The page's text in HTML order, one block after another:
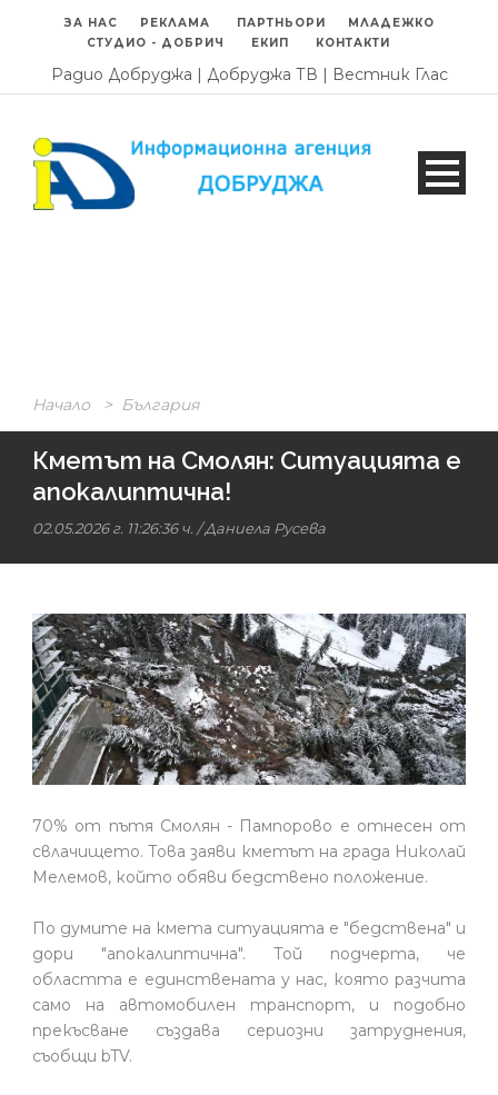
ЗА НАС РЕКЛАМА ПАРТНЬОРИ
МЛАДЕЖКО
СТУДИО - ДОБРИЧ
ЕКИП КОНТАКТИ
Радио Добруджа | Добруджа ТВ | Вестник Глас
Начало > България
Кметът на Смолян: Ситуацията е
апокалиптична!
02.05.2026 г. 11:26:36 ч. /Даниела Русева
70% от пътя Смолян - Пампорово е отнесен от
свлачището. Това заяви кметът на града Николай
Мелемов, който обяви бедствено положение.
По думите на кмета ситуацията е "бедствена" и
дори "апокалиптична". Той подчерта, че
областта е единствената у нас, която разчита
само на автомобилен транспорт, и подобно
прекъсване създава сериозни затруднения,
съобщи bTV.